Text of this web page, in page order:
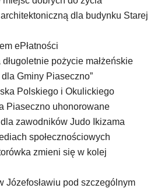
dla budynku Starej
ePłatności
pożycie małżeńskie
Gminy Piaseczno”
Polskiego i Okulickiego
Piaseczno uhonorowane
zawodników Judo Ikizama
społecznościowych
zmieni się w kolej
Józefosławiu pod szczególnym